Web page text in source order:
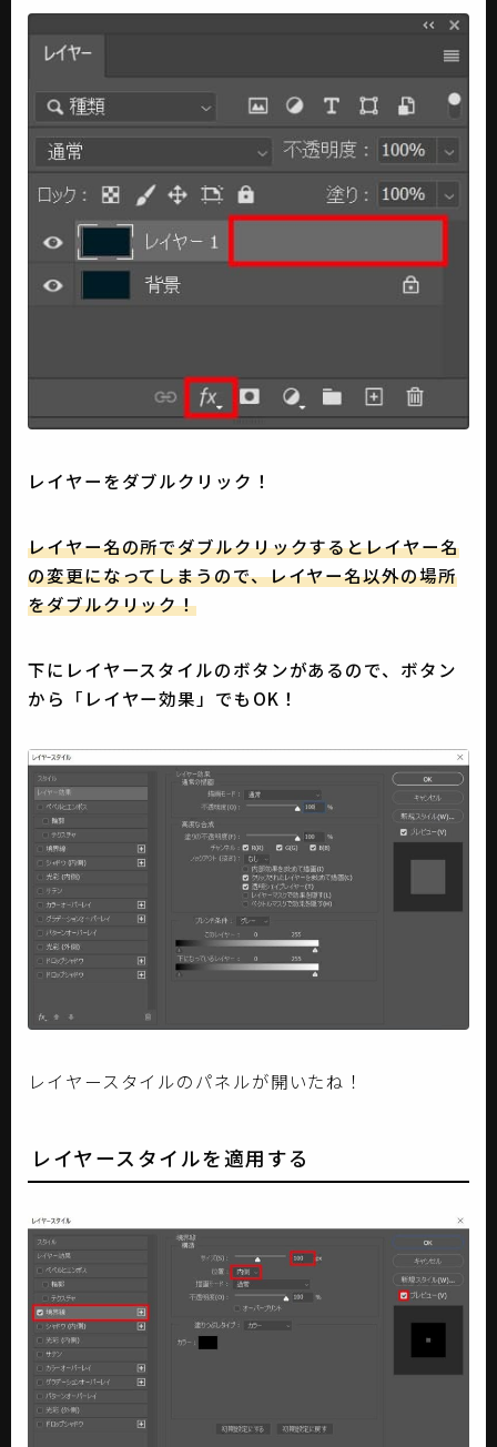
レイヤーをダブルクリック！
レイヤー名の所でダブルクリックするとレイヤー名
の変更になってしまうので、レイヤー名以外の場所
をダブルクリック！
下にレイヤースタイルのボタンがあるので、ボタン
から「レイヤー効果」でもOK！
レイヤースタイルのパネルが開いたね！
レイヤースタイルを適用する